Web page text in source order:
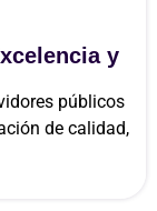
y
públicos
de calidad,